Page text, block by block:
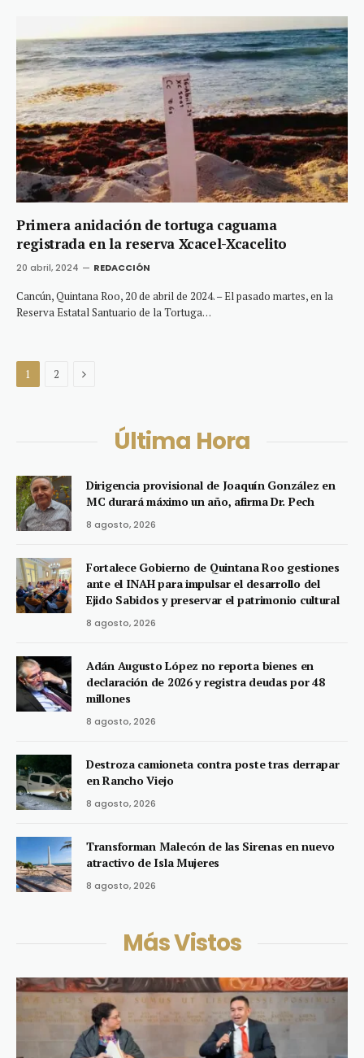
Primera anidación de tortuga caguama
registrada en la reserva Xcacel-Xcacelito
20 abril, 2024 REDACCIÓN
Cancún, Quintana Roo, 20 de abril de 2024. – El pasado martes, en la
Reserva Estatal Santuario de la Tortuga…
1 2 Next
Última Hora
Dirigencia provisional de Joaquín González en
MC durará máximo un año, afirma Dr. Pech
8 agosto, 2026
Fortalece Gobierno de Quintana Roo gestiones
ante el INAH para impulsar el desarrollo del
Ejido Sabidos y preservar el patrimonio cultural
8 agosto, 2026
Adán Augusto López no reporta bienes en
declaración de 2026 y registra deudas por 48
millones
8 agosto, 2026
Destroza camioneta contra poste tras derrapar
en Rancho Viejo
8 agosto, 2026
Transforman Malecón de las Sirenas en nuevo
atractivo de Isla Mujeres
8 agosto, 2026
Más Vistos